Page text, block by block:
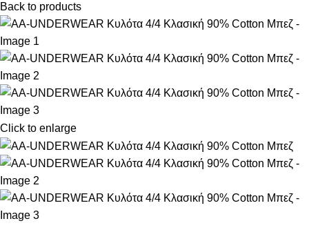
Back to products
Click to enlarge